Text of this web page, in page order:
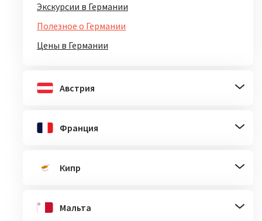
Экскурсии в Германии
Полезное о Германии
Цены в Германии
Австрия
Франция
Кипр
Мальта